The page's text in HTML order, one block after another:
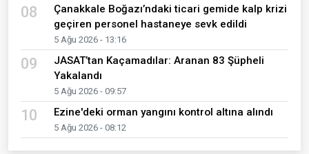
08
Çanakkale Boğazı’ndaki ticari gemide kalp krizi
geçiren personel hastaneye sevk edildi
5 Ağu 2026 - 13:16
09
JASAT’tan Kaçamadılar: Aranan 83 Şüpheli
Yakalandı
5 Ağu 2026 - 09:57
10 Ezine'deki orman yangını kontrol altına alındı
5 Ağu 2026 - 08:12